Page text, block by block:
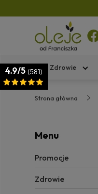
Zdrowie
Strona główna
Menu
Promocje
Zdrowie
4.9/5 (581)